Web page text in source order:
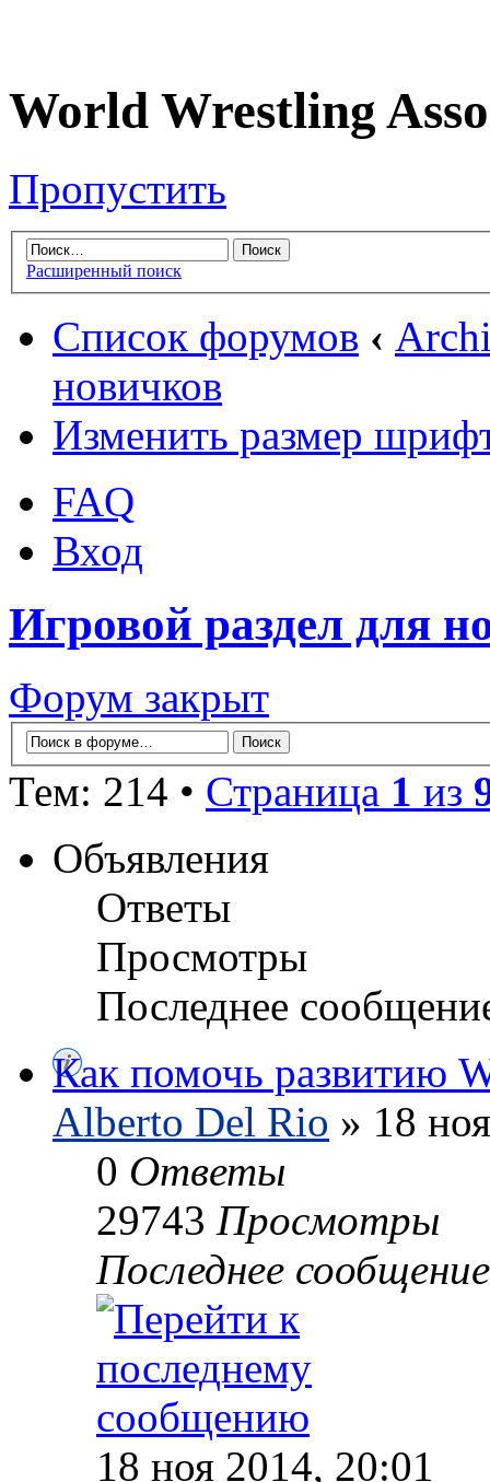
World Wrestling
Пропустить
Расширенный поиск
Список форумов ‹
новичков
Изменить размер
FAQ
Вход
Игровой раздел для
Форум закрыт
Тем: 214 • Страница 1 из
Объявления
Ответы
Просмотры
Последнее
Как помочь развитию
Alberto Del Rio » 18
0 Ответы
29743 Просмотры
Последнее
18 ноя 2014, 20:01